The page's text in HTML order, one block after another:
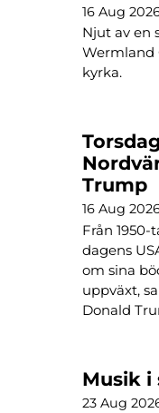
16 Aug
Njut av en
Wermland
kyrka.
Trump
16 Aug
Från
dagens
om sina
uppväxt,
Donald
Musik i
23 Aug